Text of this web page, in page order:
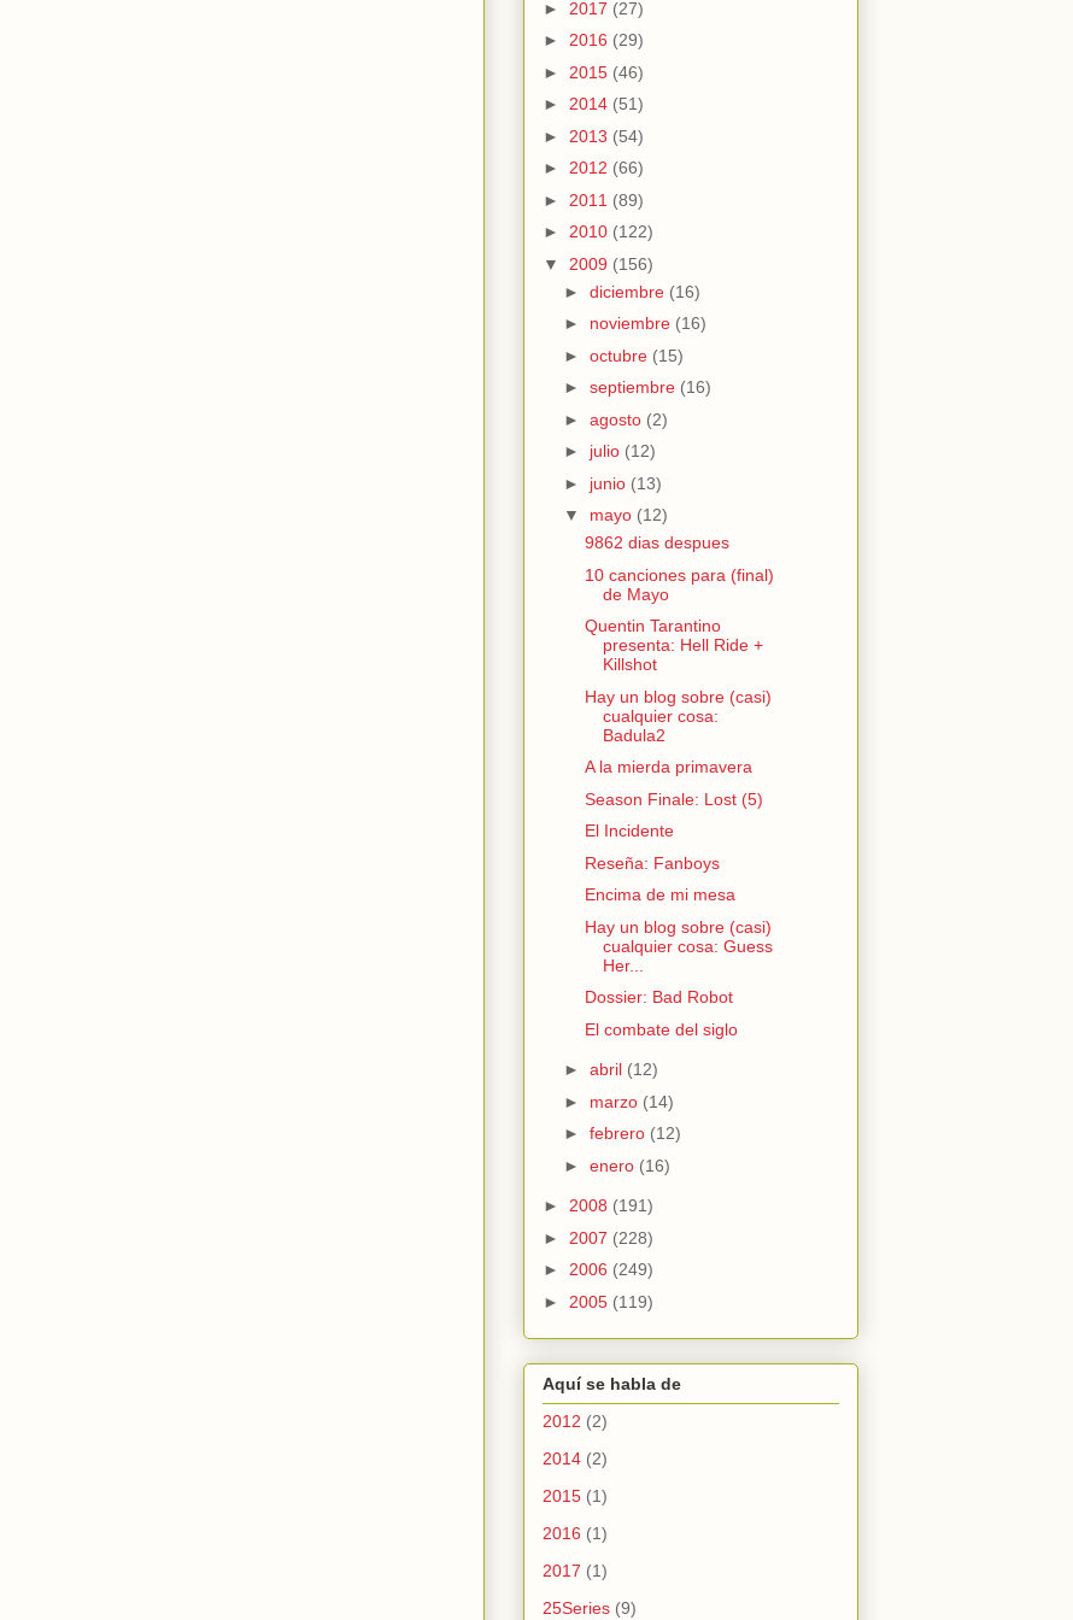
► 2017 (27)
► 2016 (29)
► 2015 (46)
► 2014 (51)
► 2013 (54)
► 2012 (66)
► 2011 (89)
► 2010 (122)
▼ 2009 (156)
► diciembre (16)
► noviembre (16)
► octubre (15)
► septiembre (16)
► agosto (2)
► julio (12)
► junio (13)
▼ mayo (12)
9862 dias despues
10 canciones para (final)
de Mayo
Quentin Tarantino
presenta: Hell Ride +
Killshot
Hay un blog sobre (casi)
cualquier cosa:
Badula2
A la mierda primavera
Season Finale: Lost (5)
El Incidente
Reseña: Fanboys
Encima de mi mesa
Hay un blog sobre (casi)
cualquier cosa: Guess
Her...
Dossier: Bad Robot
El combate del siglo
► abril (12)
► marzo (14)
► febrero (12)
► enero (16)
► 2008 (191)
► 2007 (228)
► 2006 (249)
► 2005 (119)
Aquí se habla de
2012 (2)
2014 (2)
2015 (1)
2016 (1)
2017 (1)
25Series (9)